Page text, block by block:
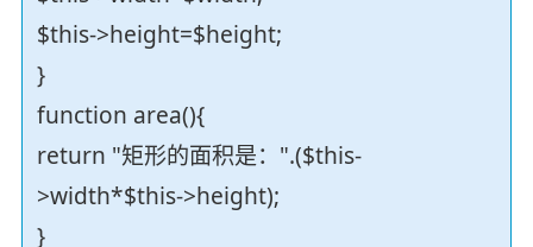
$this->height=$height;
}
function area(){
return "矩形的面积是：".($this-
>width*$this->height);
}